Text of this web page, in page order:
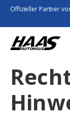
Offizieller Partner